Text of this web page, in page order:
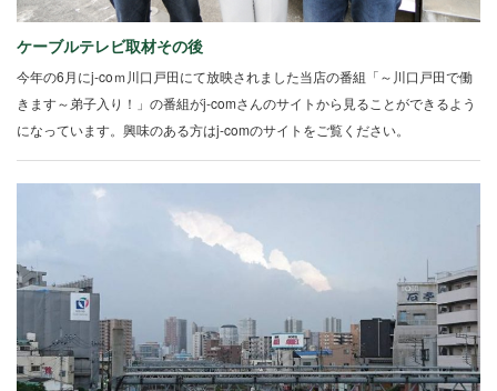
ケーブルテレビ取材その後
今年の6月にj-coｍ川口戸田にて放映されました当店の番組「～川口戸田で働
きます～弟子入り！」の番組がj-comさんのサイトから見ることができるよう
になっています。興味のある方はj-comのサイトをご覧ください。